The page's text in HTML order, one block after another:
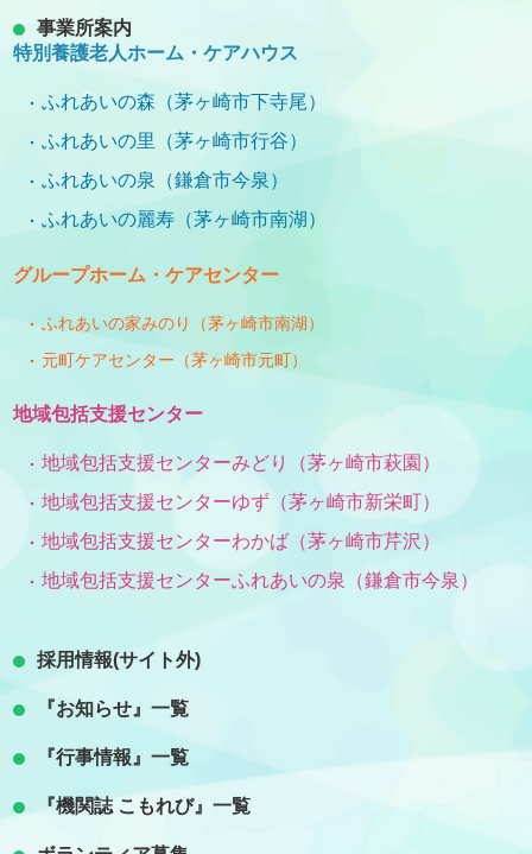
事業所案内
特別養護老人ホーム・ケアハウス
ふれあいの森（茅ヶ崎市下寺尾）
ふれあいの里（茅ヶ崎市行谷）
ふれあいの泉（鎌倉市今泉）
ふれあいの麗寿（茅ヶ崎市南湖）
グループホーム・ケアセンター
ふれあいの家みのり（茅ヶ崎市南湖）
元町ケアセンター（茅ヶ崎市元町）
地域包括支援センター
地域包括支援センターみどり（茅ヶ崎市萩園）
地域包括支援センターゆず（茅ヶ崎市新栄町）
地域包括支援センターわかば（茅ヶ崎市芹沢）
地域包括支援センターふれあいの泉（鎌倉市今泉）
採用情報(サイト外)
『お知らせ』一覧
『行事情報』一覧
『機関誌 こもれび』一覧